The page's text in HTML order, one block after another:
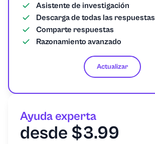
Asistente de investigación
Descarga de todas las respuestas
Comparte respuestas
Razonamiento avanzado
Actualizar
Ayuda experta
desde $3.99